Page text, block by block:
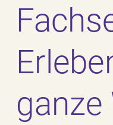
ganze